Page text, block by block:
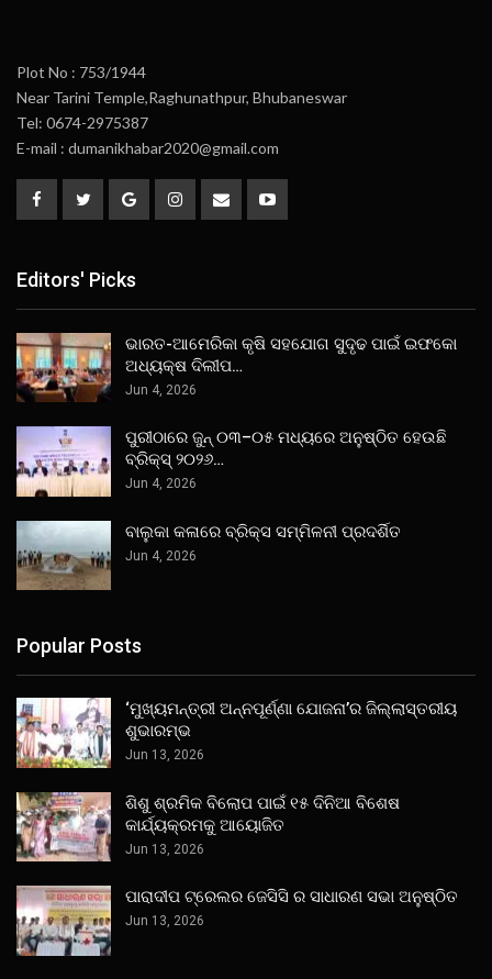
Plot No : 753/1944
Near Tarini Temple,Raghunathpur, Bhubaneswar
Tel: 0674-2975387
E-mail : dumanikhabar2020@gmail.com
Editors' Picks
ଭାରତ-ଆମେରିକା କୃଷି ସହଯୋଗ ସୁଦୃଢ ପାଇଁ ଇଫକୋ
ଅଧ୍ୟକ୍ଷ ଦିଲୀପ…
Jun 4, 2026
ପୁରୀଠାରେ ଜୁନ୍ ୦୩–୦୫ ମଧ୍ୟରେ ଅନୁଷ୍ଠିତ ହେଉଛି
ବ୍ରିକ୍ସ୍ ୨୦୨୬…
Jun 4, 2026
ବାଲୁକା କଳାରେ ବ୍ରିକ୍ସ ସମ୍ମିଳନୀ ପ୍ରଦର୍ଶିତ
Jun 4, 2026
Popular Posts
‘ମୁଖ୍ୟମନ୍ତ୍ରୀ ଅନ୍ନପୂର୍ଣ୍ଣା ଯୋଜନା’ର ଜିଲ୍ଲାସ୍ତରୀୟ
ଶୁଭାରମ୍ଭ
Jun 13, 2026
ଶିଶୁ ଶ୍ରମିକ ବିଲୋପ ପାଇଁ ୧୫ ଦିନିଆ ବିଶେଷ
କାର୍ଯ୍ୟକ୍ରମକୁ ଆୟୋଜିତ
Jun 13, 2026
ପାରାଦୀପ ଟ୍ରେଲର ଜେସିସି ର ସାଧାରଣ ସଭା ଅନୁଷ୍ଠିତ
Jun 13, 2026